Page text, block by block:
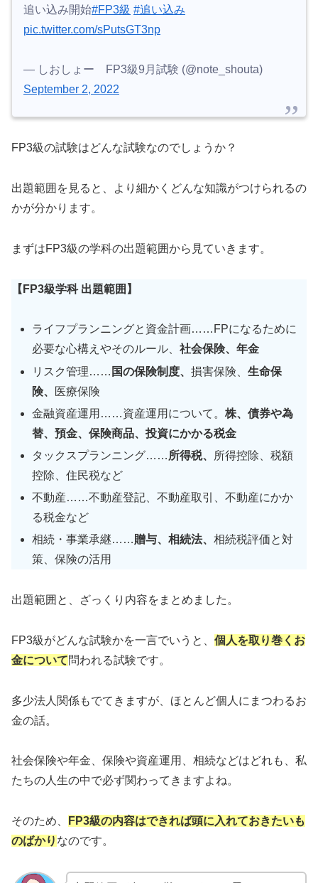
追い込み開始#FP3級 #追い込み
pic.twitter.com/sPutsGT3np
— しおしょー FP3級9月試験 (@note_shouta)
September 2, 2022
FP3級の試験はどんな試験なのでしょうか？
出題範囲を見ると、より細かくどんな知識がつけられるの
かが分かります。
まずはFP3級の学科の出題範囲から見ていきます。
【FP3級学科 出題範囲】
ライフプランニングと資金計画……FPになるために
必要な心構えやそのルール、社会保険、年金
リスク管理…… 国の保険制度、損害保険、生命保
険、
医療保険
金融資産運用……資産運用について。株、債券や為
替、預金、保険商品、投資にかかる税金
タックスプランニング…… 所得税、
所得控除、税額
控除、住民税など
不動産……不動産登記、不動産取引、不動産にかか
る税金など
相続・事業承継……贈与、相続法、相続税評価と対
策、保険の活用
出題範囲と、ざっくり内容をまとめました。
FP3級がどんな試験かを一言でいうと、 個人を取り巻くお
金について問われる試験です。
多少法人関係もでてきますが、ほとんど個人にまつわるお
金の話。
社会保険や年金、保険や資産運用、相続などはどれも、私
たちの人生の中で必ず関わってきますよね。
そのため、
FP3級の内容はできれば頭に入れておきたいも
のばかり なのです。